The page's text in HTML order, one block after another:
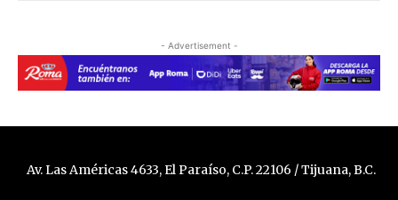
- Advertisement -
Av. Las Américas 4633, El Paraíso, C.P. 22106 / Tijuana, B.C.